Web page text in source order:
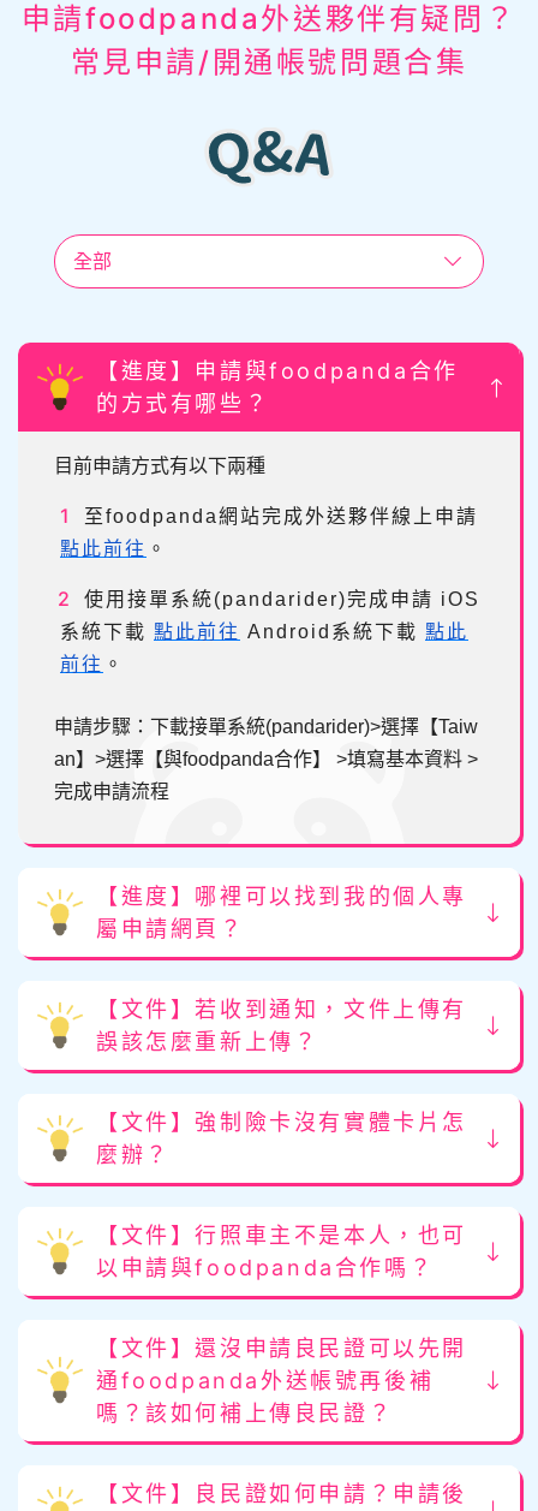
申請foodpanda外送夥伴有疑問？
常見申請/開通帳號問題合集
全部
【進度】申請與foodpanda合作
的方式有哪些？
目前申請方式有以下兩種
至foodpanda網站完成外送夥伴線上申請
點此前往 。
使用接單系統(pandarider)完成申請 iOS
系統下載 點此前往 Android系統下載 點此
前往 。
申請步驟：下載接單系統(pandarider)>選擇【Taiw
an】>選擇【與foodpanda合作】 >填寫基本資料 >
完成申請流程
【進度】哪裡可以找到我的個人專
屬申請網頁？
【文件】若收到通知，文件上傳有
誤該怎麼重新上傳？
【文件】強制險卡沒有實體卡片怎
麼辦？
【文件】行照車主不是本人，也可
以申請與foodpanda合作嗎？
【文件】還沒申請良民證可以先開
通foodpanda外送帳號再後補
嗎？該如何補上傳良民證？
【文件】良民證如何申請？申請後